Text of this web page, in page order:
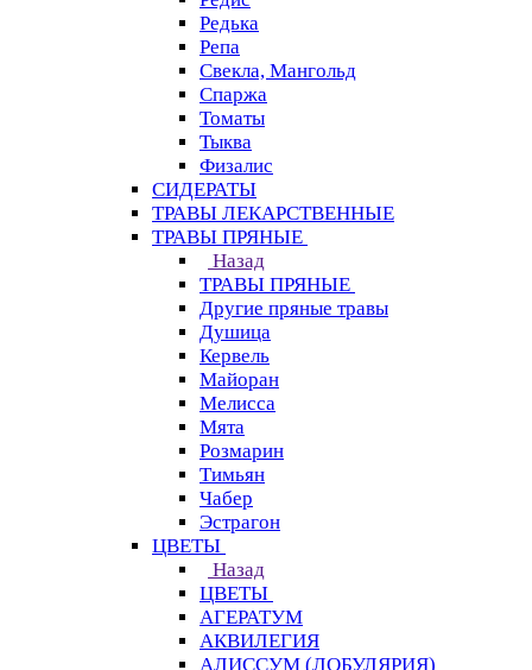
Редька
Репа
Свекла, Мангольд
Спаржа
Томаты
Тыква
Физалис
СИДЕРАТЫ
ТРАВЫ ЛЕКАРСТВЕННЫЕ
ТРАВЫ ПРЯНЫЕ
Назад
ТРАВЫ ПРЯНЫЕ
Другие пряные травы
Душица
Кервель
Майоран
Мелисса
Мята
Розмарин
Тимьян
Чабер
Эстрагон
ЦВЕТЫ
Назад
ЦВЕТЫ
АГЕРАТУМ
АКВИЛЕГИЯ
АЛИССУМ (ЛОБУЛЯРИЯ)